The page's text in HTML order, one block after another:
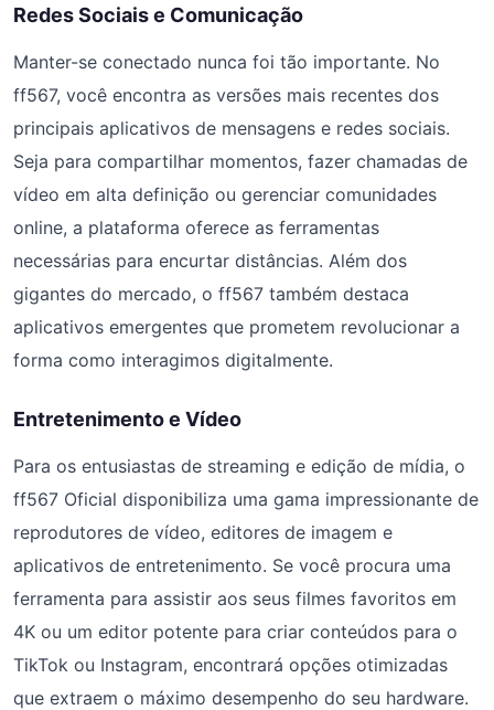
Redes Sociais e Comunicação
Manter-se conectado nunca foi tão importante. No
ff567, você encontra as versões mais recentes dos
principais aplicativos de mensagens e redes sociais.
Seja para compartilhar momentos, fazer chamadas de
vídeo em alta definição ou gerenciar comunidades
online, a plataforma oferece as ferramentas
necessárias para encurtar distâncias. Além dos
gigantes do mercado, o ff567 também destaca
aplicativos emergentes que prometem revolucionar a
forma como interagimos digitalmente.
Entretenimento e Vídeo
Para os entusiastas de streaming e edição de mídia, o
ff567 Oficial disponibiliza uma gama impressionante de
reprodutores de vídeo, editores de imagem e
aplicativos de entretenimento. Se você procura uma
ferramenta para assistir aos seus filmes favoritos em
4K ou um editor potente para criar conteúdos para o
TikTok ou Instagram, encontrará opções otimizadas
que extraem o máximo desempenho do seu hardware.